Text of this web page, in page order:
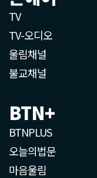
TV
TV-오디오
울림채널
불교채널
BTN+
BTNPLUS
오늘의법문
마음울림